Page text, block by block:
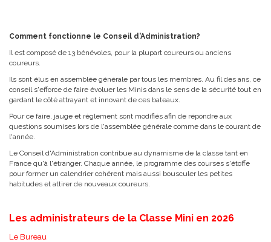
Comment fonctionne le Conseil d'Administration?
Il est composé de 13 bénévoles, pour la plupart coureurs ou anciens
coureurs.
Ils sont élus en assemblée générale par tous les membres. Au fil des ans, ce
conseil s'efforce de faire évoluer les Minis dans le sens de la sécurité tout en
gardant le côté attrayant et innovant de ces bateaux.
Pour ce faire, jauge et règlement sont modifiés afin de répondre aux
questions soumises lors de l'assemblée générale comme dans le courant de
l'année.
Le Conseil d'Administration contribue au dynamisme de la classe tant en
France qu'à l'étranger. Chaque année, le programme des courses s'étoffe
pour former un calendrier cohérent mais aussi bousculer les petites
habitudes et attirer de nouveaux coureurs.
Les administrateurs de la Classe Mini en 2026
Le Bureau